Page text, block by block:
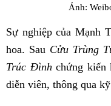
Ảnh:
Sự nghiệp của Mạnh
hoa. Sau Cửu Trùng
Trúc Đìnhchứng kiến
diễn viên, thông qua